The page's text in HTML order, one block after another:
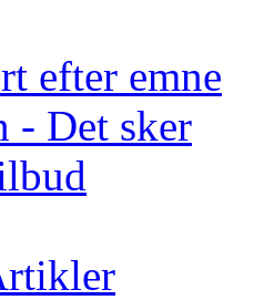
efter emne
- Det sker